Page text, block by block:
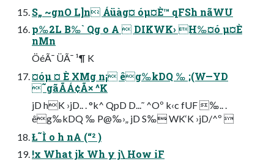
S„ ~gnO L]n Áüàg¤ óµ¤È™ qFSh nãWU
p‰2L B‰` Qg o A  DIKWK› H‰¤ó µ¤È
nMn
ÖéÃ¯ ÜÃ¯ ¹¶ K
¤óµ ¤ È XMg n¡ êg‰kDQ ‰ ;(W—YD
˜gãÃÁ¢Ã× ^K
jD hK ›jD.. . °k^ QpD D...˜ ^Oº k‹c fUF ‰.. .
êg‰kDQ ‰ P@‰›„ jD S‰ WK‘K ›jD/^º 
Ł˜Ì o h nA (“² )
!x What jk Wh y j\ How iF